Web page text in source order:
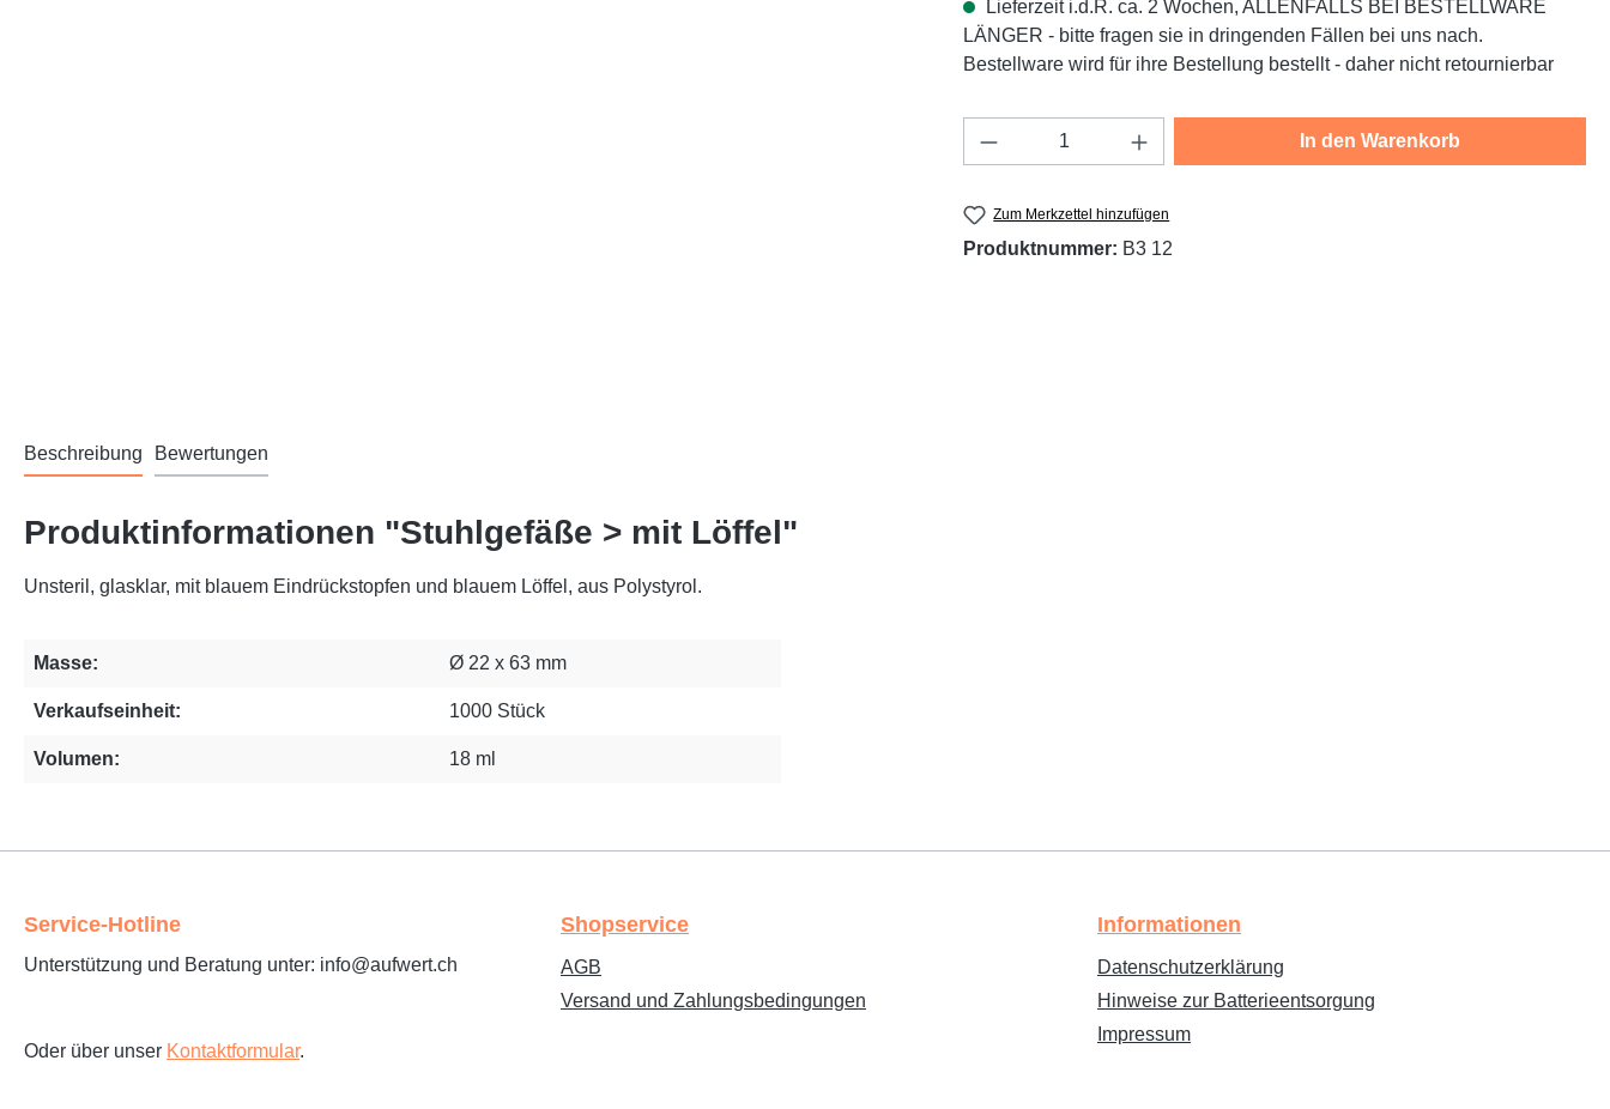
Lieferzeit i.d.R. ca. 2 Wochen, ALLENFALLS BEI BESTELLWARE
LÄNGER - bitte fragen sie in dringenden Fällen bei uns nach.
Bestellware wird für ihre Bestellung bestellt - daher nicht retournierbar
Produkt Anzahl: Gib den gewünschten Wert ein
In den Warenkorb
Zum Merkzettel hinzufügen
Produktnummer: B3 12
Beschreibung Bewertungen
Produktinformationen "Stuhlgefäße > mit Löffel"
Unsteril, glasklar, mit blauem Eindrückstopfen und blauem Löffel, aus Polystyrol.
Masse: Ø 22 x 63 mm
Verkaufseinheit: 1000 Stück
Volumen: 18 ml
Service-Hotline
Unterstützung und Beratung unter: info@aufwert.ch
Oder über unser Kontaktformular.
Shopservice
AGB
Versand und Zahlungsbedingungen
Informationen
Datenschutzerklärung
Hinweise zur Batterieentsorgung
Impressum